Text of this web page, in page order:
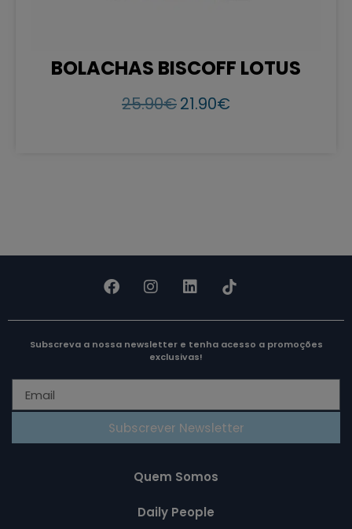
BISCOFF LOTUS
21.90€
JOLIE
Subscreva a nossa newsletter e tenha acesso a promoções
exclusivas!
Subscrever Newsletter
Quem Somos
Daily People